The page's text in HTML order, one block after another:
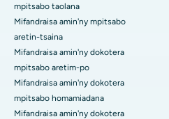
mpitsabo taolana
Mifandraisa amin'ny mpitsabo
aretin-tsaina
Mifandraisa amin'ny dokotera
mpitsabo aretim-po
Mifandraisa amin'ny dokotera
mpitsabo homamiadana
Mifandraisa amin'ny dokotera